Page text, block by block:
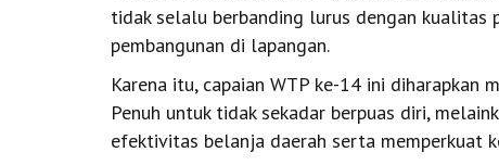
tidak selalu berbanding lurus dengan kualitas
pembangunan di lapangan.
Karena itu, capaian WTP ke-14 ini diharapkan
Penuh untuk tidak sekadar berpuas diri,
efektivitas belanja daerah serta memperkuat